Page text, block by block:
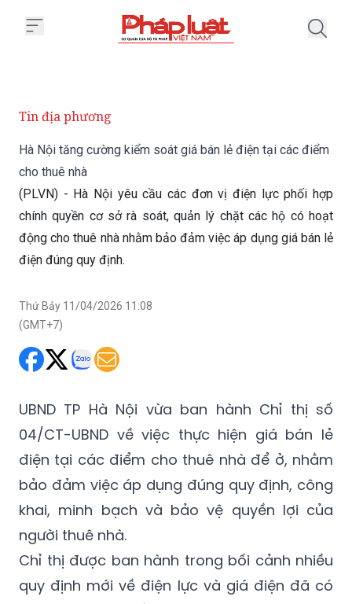
Tin địa phương
Hà Nội tăng cường kiểm soát giá bán lẻ điện tại các điểm
cho thuê nhà
(PLVN) - Hà Nội yêu cầu các đơn vị điện lực phối hợp
chính quyền cơ sở rà soát, quản lý chặt các hộ có hoạt
điện đúng quy định.
Thứ Bảy 11/04/2026 11:08
UBND TP Hà Nội vừa ban hành Chỉ thị số
04/CT-UBND về việc thực hiện giá bán lẻ
điện tại các điểm cho thuê nhà để ở, nhằm
bảo đảm việc áp dụng đúng quy định, công
khai, minh bạch và bảo vệ quyền lợi của
người thuê nhà.